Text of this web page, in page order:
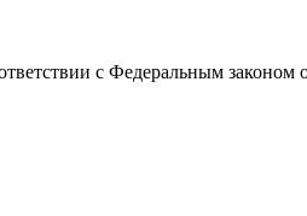
с Федеральным